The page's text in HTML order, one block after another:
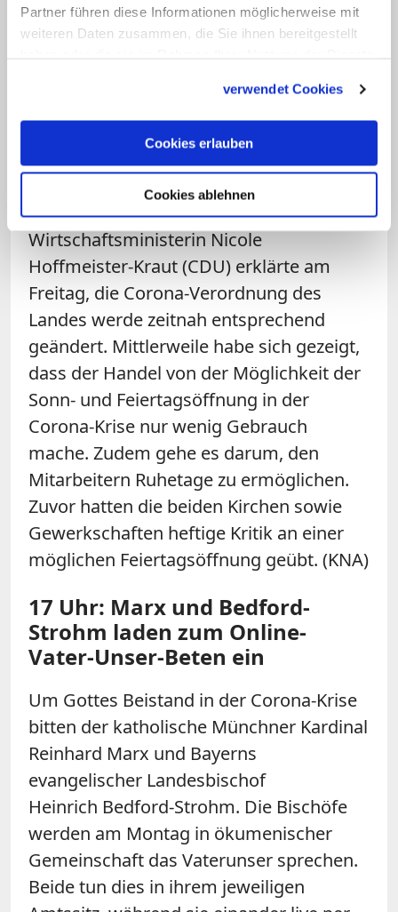
Partner führen diese Informationen möglicherweise mit
weiteren Daten zusammen, die Sie ihnen bereitgestellt
verwendet Cookies
Cookies erlauben
Cookies ablehnen
(KNA)
Karfreitag und Ostersonntag
nun doch zu
Die Lebensmittelgeschäfte in Baden-
Württemberg bleiben anKarfreitag
Ostersonntag nun doch geschlossen.
Wirtschaftsministerin Nicole
Hoffmeister-Kraut (CDU) erklärte am
Freitag, die Corona-Verordnung des
Landes werde zeitnah entsprechend
geändert. Mittlerweile habe sich gezeigt,
dass der Handel von der Möglichkeit der
Sonn- und Feiertagsöffnung in der
Corona-Krise nur wenig Gebrauch
mache. Zudem gehe es darum, den
Mitarbeitern Ruhetage zu ermöglichen.
Zuvor hatten die beiden Kirchen sowie
Gewerkschaften heftige Kritik an einer
möglichen Feiertagsöffnung geübt. (KNA)
17 Uhr: Marx und Bedford-
Strohm laden zum Online-
Vater-Unser-Beten ein
Um Gottes Beistand in der Corona-Krise
bitten der katholische Münchner Kardinal
Reinhard Marx und Bayerns
evangelischer Landesbischof
Heinrich Bedford-Strohm. Die Bischöfe
werden am Montag in ökumenischer
Gemeinschaft das Vaterunser sprechen.
Beide tun dies in ihrem jeweiligen